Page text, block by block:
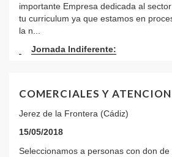
importante Empresa dedicada al
tu curriculum ya que estamos en
la n...
Jornada Indiferente:
COMERCIALES Y
Jerez de la Frontera (Cádiz)
15/05/2018
Seleccionamos a personas con don